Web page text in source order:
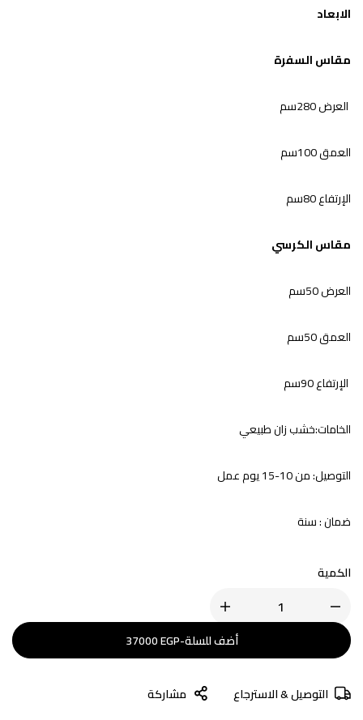
الابعاد
مقاس السفرة
العرض 280سم
العمق 100سم
الإرتفاع 80سم
مقاس الكرسي
العرض 50سم
العمق 50سم
الإرتفاع 90سم
الخامات:خشب زان طبيعي
التوصيل: من 10-15 يوم عمل
ضمان : سنة
الكمية
أضف للسلة-
37000EGP
التوصيل & الاسترجاع
مشاركة